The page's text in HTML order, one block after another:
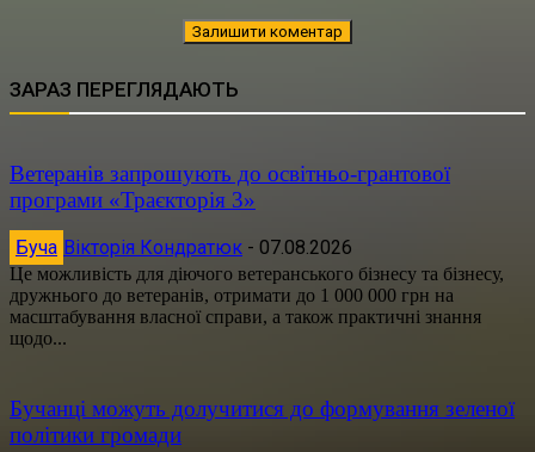
ЗАРАЗ ПЕРЕГЛЯДАЮТЬ
Ветеранів запрошують до освітньо-грантової
програми «Траєкторія 3»
Буча Вікторія Кондратюк - 07.08.2026
Це можливість для діючого ветеранського бізнесу та бізнесу,
дружнього до ветеранів, отримати до 1 000 000 грн на
масштабування власної справи, а також практичні знання
щодо...
Бучанці можуть долучитися до формування зеленої
політики громади